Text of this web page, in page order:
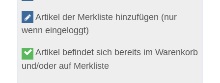
Artikel der Merkliste hinzufügen (nur
wenn eingeloggt)
Artikel befindet sich bereits im Warenkorb
und/oder auf Merkliste